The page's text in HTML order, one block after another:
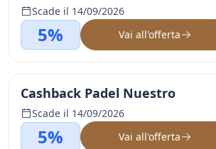
Scade il 14/09/2026
5% Vai all'offerta
Cashback Padel Nuestro
Scade il 14/09/2026
5% Vai all'offerta